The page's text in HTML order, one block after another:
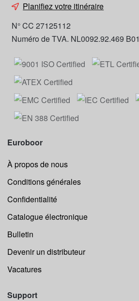
Planifiez votre itinéraire
N° CC 27125112
Numéro de TVA. NL0092.92.469 B01
Euroboor
À propos de nous
Conditions générales
Confidentialité
Catalogue électronique
Bulletin
Devenir un distributeur
Vacatures
Support